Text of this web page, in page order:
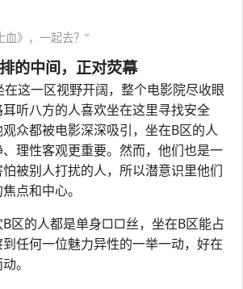
血》，一起去？”
的中间，正对荧幕
这一区视野开阔，整个电影院尽收眼
听八方的人喜欢坐在这里寻找安全
众都被电影深深吸引，坐在B区的人
理性客观更重要。然而，他们也是一
被别人打扰的人，所以潜意识里他们
点和中心。
B区的人都是单身□□丝，坐在B区能占
任何一位魅力异性的一举一动，好在
。